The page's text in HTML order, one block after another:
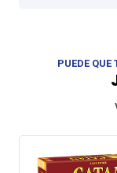
PUEDE QUE